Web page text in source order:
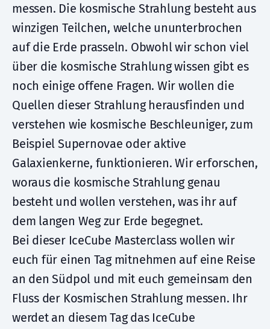
messen. Die kosmische Strahlung besteht aus
winzigen Teilchen, welche ununterbrochen
auf die Erde prasseln. Obwohl wir schon viel
über die kosmische Strahlung wissen gibt es
noch einige offene Fragen. Wir wollen die
Quellen dieser Strahlung herausfinden und
verstehen wie kosmische Beschleuniger, zum
Beispiel Supernovae oder aktive
Galaxienkerne, funktionieren. Wir erforschen,
woraus die kosmische Strahlung genau
besteht und wollen verstehen, was ihr auf
dem langen Weg zur Erde begegnet.
Bei dieser IceCube Masterclass wollen wir
euch für einen Tag mitnehmen auf eine Reise
an den Südpol und mit euch gemeinsam den
Fluss der Kosmischen Strahlung messen. Ihr
werdet an diesem Tag das IceCube